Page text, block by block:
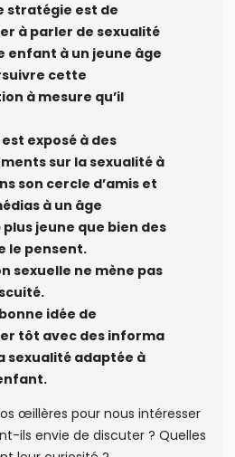
stratégie est de
à parler de sexualité
enfant à un jeune âge
cette
à mesure qu’il
exposé à des
sur la sexualité à
son cercle d’amis et
à un âge
jeune que bien des
le pensent.
sexuelle ne mène pas
idée de
tôt avec des informa​
sexualité adaptée à
œillères pour nous intéresser
ils envie de discuter ? Quelles